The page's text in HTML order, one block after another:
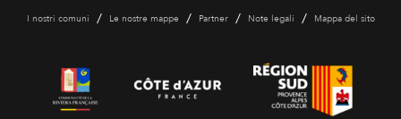
I nostri comuni / Le nostre mappe / Partner / Note legali / Mappa del sito